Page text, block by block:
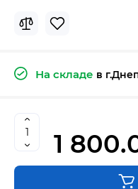
На складе в
1